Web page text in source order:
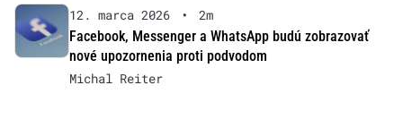
12. marca 2026 •
2m
Facebook, Messenger a WhatsApp budú zobrazovať
nové upozornenia proti podvodom
Michal Reiter